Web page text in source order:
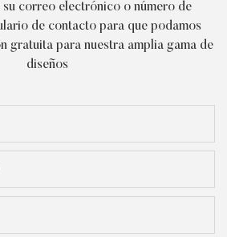
su correo electrónico o número de
de contacto para que podamos
gratuita para nuestra amplia gama de
diseños